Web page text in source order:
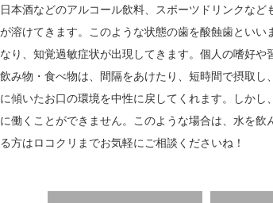
本酒などのアルコール飲料、スポーツドリンクな
溶けてきます。このような状態の歯を酸蝕歯といい
り、知覚過敏症状が出現してきます。個人の嗜好
み物・食べ物は、間隔をあけたり、短時間で摂取
傾いたお口の環境を中性に戻してくれます。しか
働くことができません。このような場合は、水を飲
方はロコクリまでお気軽にご相談くださいね！